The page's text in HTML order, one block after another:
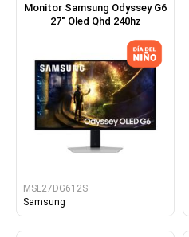
Monitor Samsung Odyssey G6
27" Oled Qhd 240hz
MSL27DG612S
Samsung